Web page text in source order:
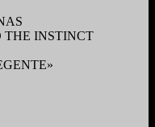
INSTINCT